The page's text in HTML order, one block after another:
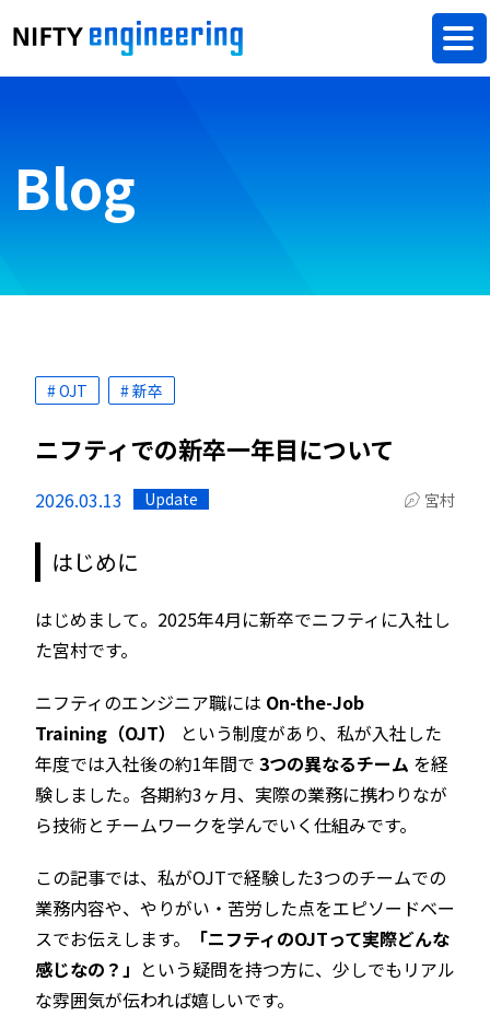
Blog
# OJT # 新卒
ニフティでの新卒一年目について
2026.03.13 Update 宮村
はじめに
はじめまして。2025年4月に新卒でニフティに入社し
た宮村です。
ニフティのエンジニア職には On-the-Job
Training（OJT）
という制度があり、私が入社した
年度では入社後の約1年間で 3つの異なるチーム を経
験しました。各期約3ヶ月、実際の業務に携わりなが
ら技術とチームワークを学んでいく仕組みです。
この記事では、私がOJTで経験した3つのチームでの
業務内容や、やりがい・苦労した点をエピソードベー
スでお伝えします。
「ニフティのOJTって実際どんな
感じなの？」 という疑問を持つ方に、少しでもリアル
な雰囲気が伝われば嬉しいです。